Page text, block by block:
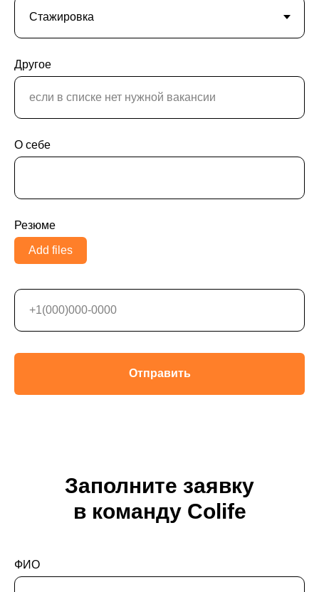
Другое
О себе
Резюме
Add files
Отправить
Заполните заявку
в команду Colife
ФИО